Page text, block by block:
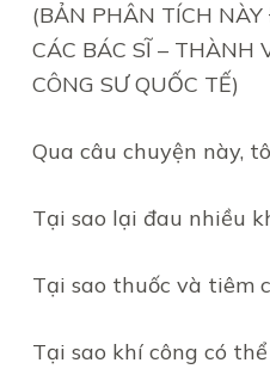
(BẢN PHÂN TÍCH
CÁC BÁC SĨ – THÀNH
CÔNG SƯ QUỐC TẾ)
Qua câu chuyện này,
Tại sao lại đau nhiều
Tại sao thuốc và tiêm
Tại sao khí công có